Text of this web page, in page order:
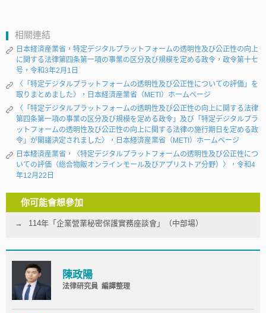
相關連結
日本経済産業省，特定デジタルプラットフォームの透明性及び公正性の向上
に関する法律第四条第一項の事業の区分及び規模を定める政令，政令第十七
号，令和3年2月1日
〈「特定デジタルプラットフォームの透明性及び公正性についての評価」を
取りまとめました〉，日本経済産業省（METI）ホームページ
〈「特定デジタルプラットフォームの透明性及び公正性の向上に関する法律
第四条第一項の事業の区分及び規模を定める政令」及び「特定デジタルプラ
ットフォームの透明性及び公正性の向上に関する法律の施行期日を定める政
令」が閣議決定されました〉，日本経済産業省（METI）ホームページ
日本経済産業省，〈特定デジタルプラットフォームの透明性及び公正性につ
いての評価（総合物販オンラインモール及びアプリストア分野）〉，令和4
年12月22日
你可能會想參加
114年「企業營業秘密保護實務座談會」（中部場）
陳政陽
法律研究員 編譯整理